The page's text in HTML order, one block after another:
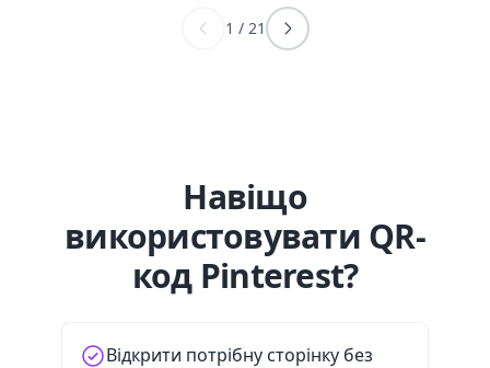
1 / 21
Навіщо
використовувати QR-
код Pinterest?
Відкрити потрібну сторінку без